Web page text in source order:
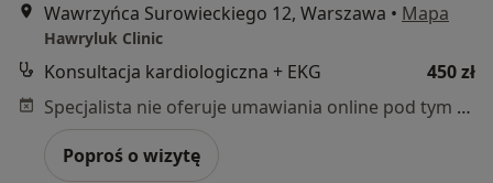
Wawrzyńca Surowieckiego 12, Warszawa • Mapa
Hawryluk Clinic
Konsultacja kardiologiczna + EKG
450 zł
Specjalista nie oferuje umawiania online pod tym adresem.
Poproś o wizytę